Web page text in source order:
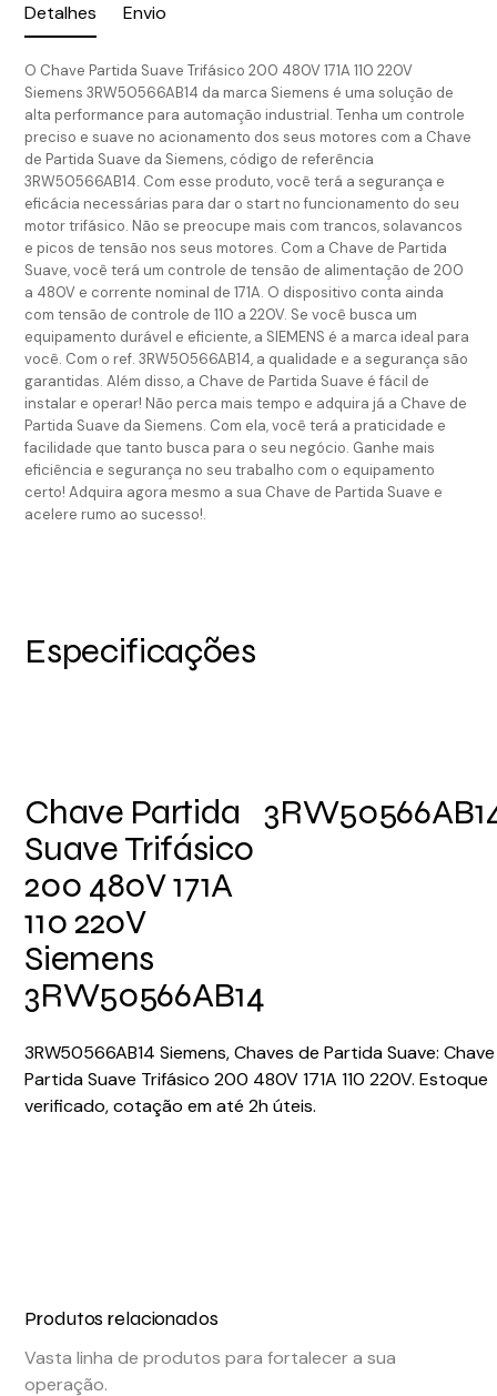
Detalhes Envio
O Chave Partida Suave Trifásico 200 480V 171A 110 220V
Siemens 3RW50566AB14 da marca Siemens é uma solução de
alta performance para automação industrial. Tenha um controle
preciso e suave no acionamento dos seus motores com a Chave
de Partida Suave da Siemens, código de referência
3RW50566AB14. Com esse produto, você terá a segurança e
eficácia necessárias para dar o start no funcionamento do seu
motor trifásico. Não se preocupe mais com trancos, solavancos
e picos de tensão nos seus motores. Com a Chave de Partida
Suave, você terá um controle de tensão de alimentação de 200
a 480V e corrente nominal de 171A. O dispositivo conta ainda
com tensão de controle de 110 a 220V. Se você busca um
equipamento durável e eficiente, a SIEMENS é a marca ideal para
você. Com o ref. 3RW50566AB14, a qualidade e a segurança são
garantidas. Além disso, a Chave de Partida Suave é fácil de
instalar e operar! Não perca mais tempo e adquira já a Chave de
Partida Suave da Siemens. Com ela, você terá a praticidade e
facilidade que tanto busca para o seu negócio. Ganhe mais
eficiência e segurança no seu trabalho com o equipamento
certo! Adquira agora mesmo a sua Chave de Partida Suave e
acelere rumo ao sucesso!.
Especificações
Chave Partida
Suave Trifásico
200 480V 171A
110 220V
Siemens
3RW50566AB14
3RW50566AB14 Siemens, Chaves de Partida Suave: Chave
Partida Suave Trifásico 200 480V 171A 110 220V. Estoque
verificado, cotação em até 2h úteis.
Produtos relacionados
Vasta linha de produtos para fortalecer a sua
operação.